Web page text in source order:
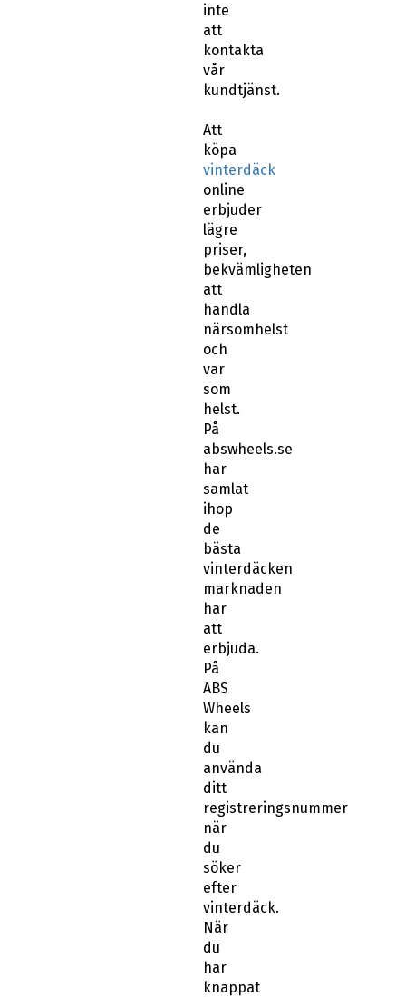
inte
att
kontakta
vår
kundtjänst.
Att
köpa
vinterdäck
online
erbjuder
lägre
priser,
bekvämligheten
att
handla
närsomhelst
och
var
som
helst.
På
abswheels.se
har
samlat
ihop
de
bästa
vinterdäcken
marknaden
har
att
erbjuda.
På
ABS
Wheels
kan
du
använda
ditt
registreringsnummer
när
du
söker
efter
vinterdäck.
När
du
har
knappat